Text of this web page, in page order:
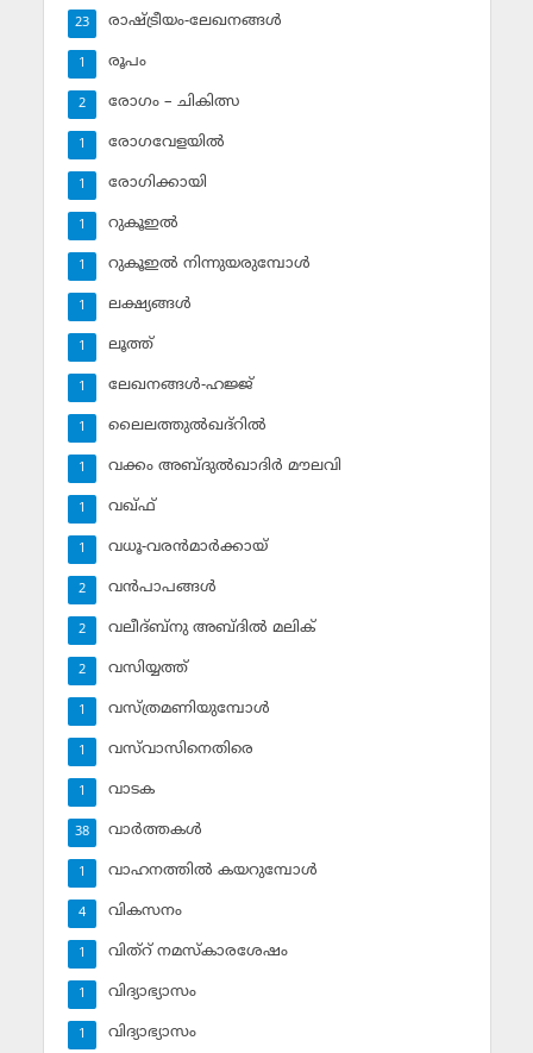
രാഷ്ട്രീയം-ലേഖനങ്ങള്‍
23
രൂപം
1
രോഗം – ചികിത്സ
2
രോഗവേളയില്‍
1
രോഗിക്കായി
1
റുകൂഇല്‍
1
റുകൂഇല്‍ നിന്നുയരുമ്പോള്‍
1
ലക്ഷ്യങ്ങള്‍
1
ലൂത്ത്‌
1
ലേഖനങ്ങള്‍-ഹജ്ജ്‌
1
ലൈലത്തുല്‍ഖദ്‌റില്‍
1
വക്കം അബ്ദുല്‍ഖാദിര്‍ മൗലവി
1
വഖ്ഫ്
1
വധൂ-വരന്‍മാര്‍ക്കായ്
1
വന്‍പാപങ്ങള്‍
2
വലീദ്ബ്‌നു അബ്ദില്‍ മലിക്‌
2
വസിയ്യത്ത്‌
2
വസ്ത്രമണിയുമ്പോള്‍
1
വസ്‌വാസിനെതിരെ
1
വാടക
1
വാര്‍ത്തകള്‍
38
വാഹനത്തില്‍ കയറുമ്പോള്‍
1
വികസനം
4
വിത്‌റ് നമസ്‌കാരശേഷം
1
വിദ്യാഭ്യാസം
1
വിദ്യാഭ്യാസം
1